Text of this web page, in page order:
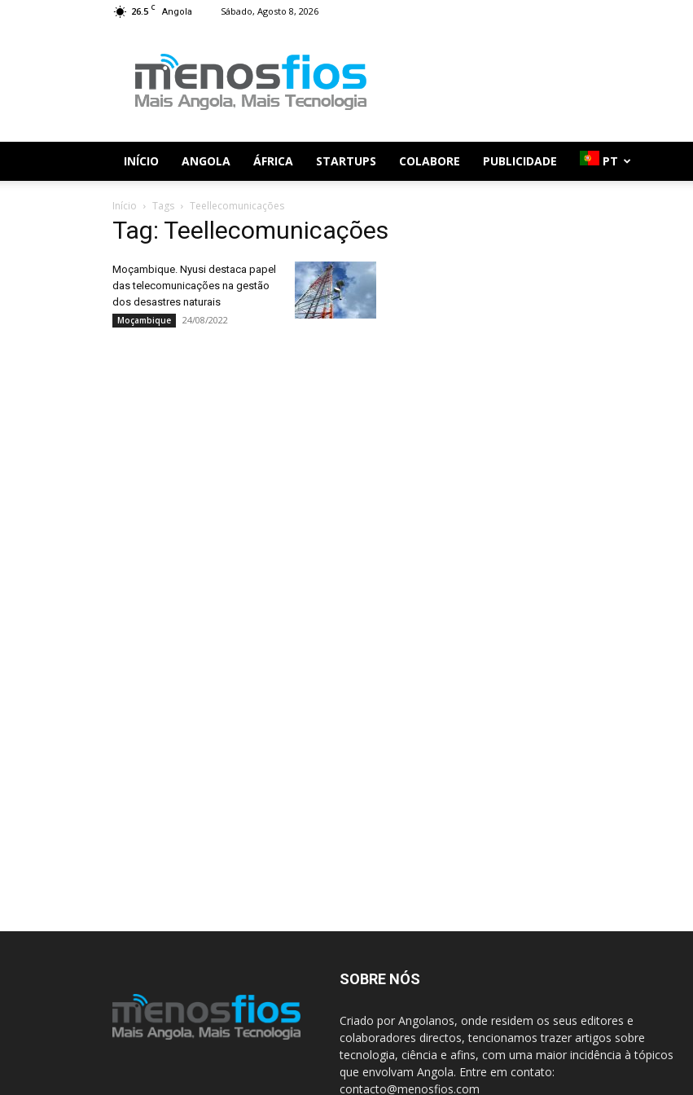
26.5 C Angola Sábado, Agosto 8, 2026
Fios
INÍCIO ANGOLA ÁFRICA STARTUPS COLABORE PUBLICIDADE PT
Início Tags Teellecomunicações
Tag: Teellecomunicações
Moçambique. Nyusi destaca papel
das telecomunicações na gestão
dos desastres naturais
Moçambique 24/08/2022
SOBRE NÓS
Criado por Angolanos, onde residem os seus editores e
colaboradores directos, tencionamos trazer artigos sobre
tecnologia, ciência e afins, com uma maior incidência à tópicos
que envolvam Angola. Entre em contato:
contacto@menosfios.com